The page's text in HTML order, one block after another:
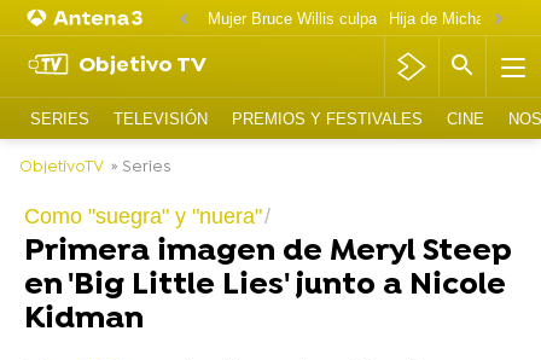
Mujer Bruce Willis culpa
Objetivo TV
SERIES TELEVISIÓN PREMIOS Y FESTIVALES CINE
ObjetivoTV » Series
Como "suegra" y "nuera"
Primera imagen de Meryl Steep
en 'Big Little Lies' junto a Nicole
Kidman